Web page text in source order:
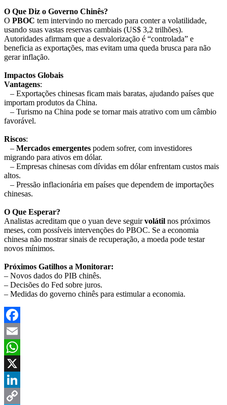
O Que Diz o Governo Chinês?
O PBOC tem intervindo no mercado para conter a volatilidade,
usando suas vastas reservas cambiais (US$ 3,2 trilhões).
Autoridades afirmam que a desvalorização é “controlada” e
beneficia as exportações, mas evitam uma queda brusca para não
gerar inflação.
Impactos Globais
Vantagens:
– Exportações chinesas ficam mais baratas, ajudando países que
importam produtos da China.
– Turismo na China pode se tornar mais atrativo com um câmbio
favorável.
Riscos:
– Mercados emergentes podem sofrer, com investidores
migrando para ativos em dólar.
– Empresas chinesas com dívidas em dólar enfrentam custos mais
altos.
– Pressão inflacionária em países que dependem de importações
chinesas.
O Que Esperar?
Analistas acreditam que o yuan deve seguirvolátil nos próximos
meses, com possíveis intervenções do PBOC. Se a economia
chinesa não mostrar sinais de recuperação, a moeda pode testar
novos mínimos.
Próximos Gatilhos a Monitorar:
– Novos dados do PIB chinês.
– Decisões do Fed sobre juros.
– Medidas do governo chinês para estimular a economia.
Facebook
Email
WhatsApp
X
LinkedIn